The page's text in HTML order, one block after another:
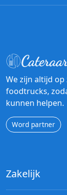
We zijn altijd
foodtrucks,
kunnen helpen.
Word partner
Zakelijk